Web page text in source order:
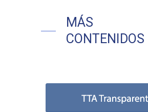
MÁS
CONTENIDOS